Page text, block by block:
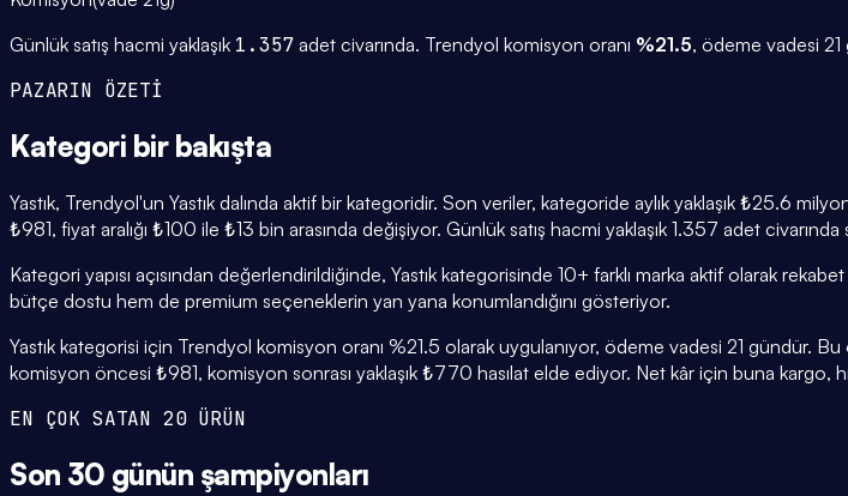
Günlük satış hacmi yaklaşık 1.357 adet civarında. Trendyol komisyon oranı %21.5, ödeme vadesi 21
PAZARIN ÖZETİ
Kategori bir bakışta
Yastık, Trendyol'un Yastık dalında aktif bir kategoridir. Son veriler, kategoride aylık yaklaşık ₺25.6
₺981, fiyat aralığı ₺100 ile ₺13 bin arasında değişiyor. Günlük satış hacmi yaklaşık 1.357 adet
Kategori yapısı açısından değerlendirildiğinde, Yastık kategorisinde 10+ farklı marka aktif olarak
bütçe dostu hem de premium seçeneklerin yan yana konumlandığını gösteriyor.
Yastık kategorisi için Trendyol komisyon oranı %21.5 olarak uygulanıyor, ödeme vadesi 21 gündür.
komisyon öncesi ₺981, komisyon sonrası yaklaşık ₺770 hasılat elde ediyor. Net kâr için buna kargo,
EN ÇOK SATAN 20 ÜRÜN
Son 30 günün şampiyonları